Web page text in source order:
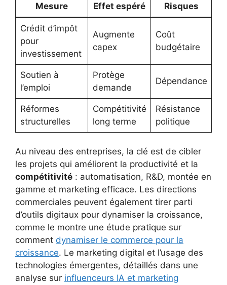
Mesure Effet espéré Risques
Crédit d’impôt
pour
investissement
Augmente
capex
Coût
budgétaire
Soutien à
l’emploi
Protège
demande
Dépendance
Réformes
structurelles
Compétitivité
long terme
Résistance
politique
Au niveau des entreprises, la clé est de cibler
les projets qui améliorent la productivité et la
compétitivité : automatisation, R&D, montée en
gamme et marketing efficace. Les directions
commerciales peuvent également tirer parti
d’outils digitaux pour dynamiser la croissance,
comme le montre une étude pratique sur
comment dynamiser le commerce pour la
croissance. Le marketing digital et l’usage des
technologies émergentes, détaillés dans une
analyse sur influenceurs IA et marketing